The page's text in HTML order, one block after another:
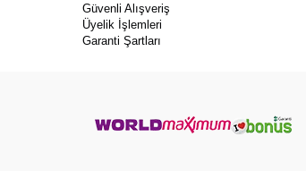
Güvenli Alışveriş
Üyelik İşlemleri
Garanti Şartları